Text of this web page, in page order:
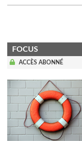
FOCUS
ACCÈS ABONNÉ